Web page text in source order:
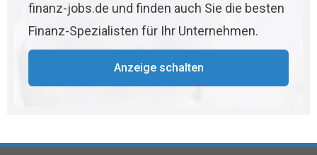
finanz-jobs.de und finden auch Sie die besten
Finanz-Spezialisten für Ihr Unternehmen.
Anzeige schalten